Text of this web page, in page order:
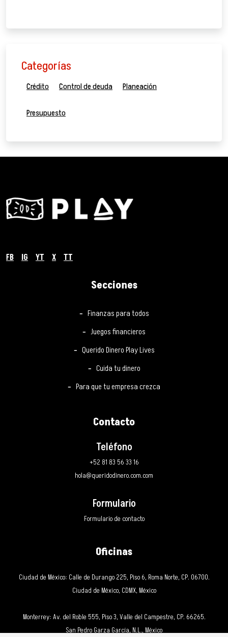
Categorías
Crédito Control de deuda Planeación
Presupuesto
FB IG YT X TT
Secciones
Finanzas para todos
Juegos financieros
Querido Dinero Play Lives
Cuida tu dinero
Para que tu empresa crezca
Contacto
Teléfono
+52 81 83 56 33 16
hola@queridodinero.com.com
Formulario
Formulario de contacto
Oficinas
Ciudad de México: Calle de Durango 225, Piso 6, Roma Norte, CP. 06700.
Ciudad de México, CDMX, México
Monterrey: Av. del Roble 555, Piso 3, Valle del Campestre, CP. 66265.
San Pedro Garza García, N.L., México